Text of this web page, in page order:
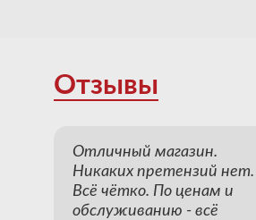
Отзывы
Отличный магазин.
Никаких претензий нет.
Всё чётко. По ценам и
обслуживанию - всё